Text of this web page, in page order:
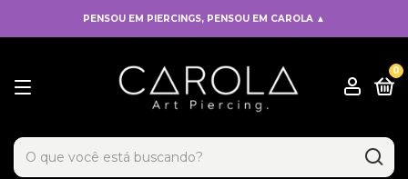
PENSOU EM PIERCINGS, PENSOU EM CAROLA ▲
0
x
Adicionado ao carrinho!